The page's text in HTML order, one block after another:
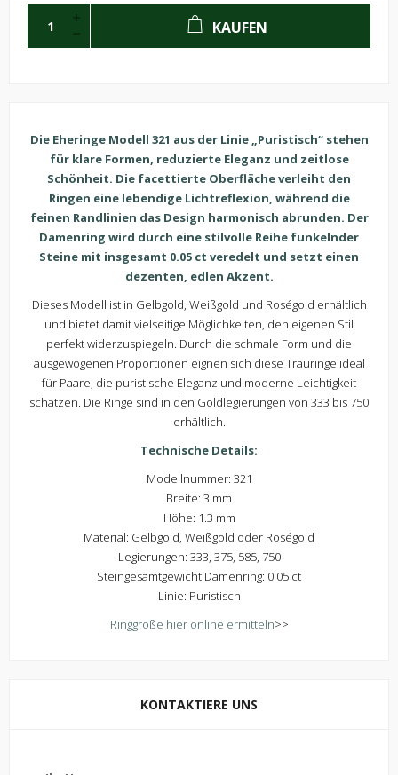
KAUFEN
Die Eheringe Modell 321 aus der Linie „Puristisch“ stehen
für klare Formen, reduzierte Eleganz und zeitlose
Schönheit. Die facettierte Oberfläche verleiht den
Ringen eine lebendige Lichtreflexion, während die
feinen Randlinien das Design harmonisch abrunden. Der
Damenring wird durch eine stilvolle Reihe funkelnder
Steine mit insgesamt 0.05 ct veredelt und setzt einen
dezenten, edlen Akzent.
Dieses Modell ist in Gelbgold, Weißgold und Roségold erhältlich
und bietet damit vielseitige Möglichkeiten, den eigenen Stil
perfekt widerzuspiegeln. Durch die schmale Form und die
ausgewogenen Proportionen eignen sich diese Trauringe ideal
für Paare, die puristische Eleganz und moderne Leichtigkeit
schätzen. Die Ringe sind in den Goldlegierungen von 333 bis 750
erhältlich.
Technische Details:
Modellnummer: 321
Breite: 3 mm
Höhe: 1.3 mm
Material: Gelbgold, Weißgold oder Roségold
Legierungen: 333, 375, 585, 750
Steingesamtgewicht Damenring: 0.05 ct
Linie: Puristisch
Ringgröße hier online ermitteln>>
KONTAKTIERE UNS